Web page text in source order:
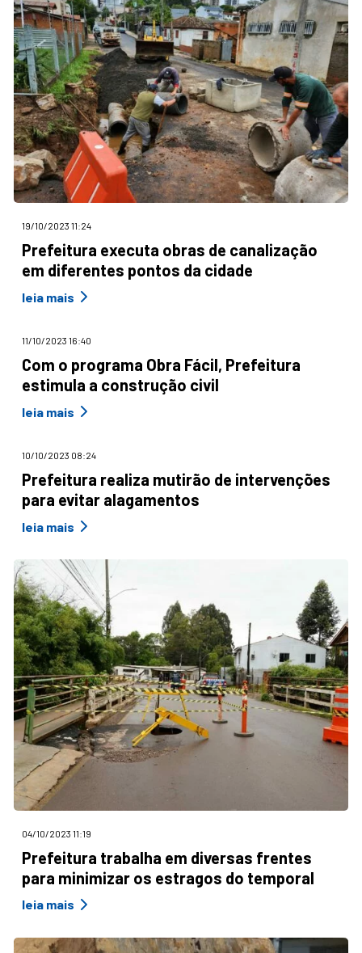
19/10/2023 11:24
Prefeitura executa obras de canalização
em diferentes pontos da cidade
leia mais
11/10/2023 16:40
Com o programa Obra Fácil, Prefeitura
estimula a construção civil
leia mais
10/10/2023 08:24
Prefeitura realiza mutirão de intervenções
para evitar alagamentos
leia mais
04/10/2023 11:19
Prefeitura trabalha em diversas frentes
para minimizar os estragos do temporal
leia mais